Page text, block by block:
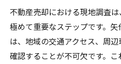
不動産売却における現地調査
極めて重要なステップです。
は、地域の交通アクセス、周
確認することが不可欠です。